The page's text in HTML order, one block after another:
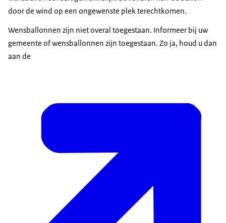
door de wind op een ongewenste plek terechtkomen.
Wensballonnen zijn niet overal toegestaan. Informeer bij uw
gemeente of wensballonnen zijn toegestaan. Zo ja, houd u dan
aan de